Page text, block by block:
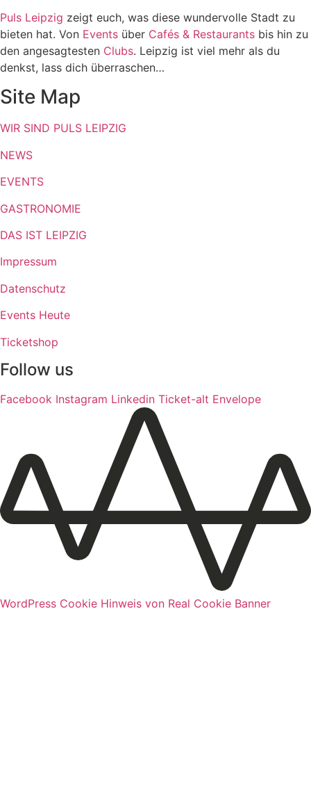
Puls Leipzig zeigt euch, was diese wundervolle Stadt zu
bieten hat. Von Events über Cafés & Restaurants bis hin zu
den angesagtesten Clubs. Leipzig ist viel mehr als du
denkst, lass dich überraschen…
Site Map
WIR SIND PULS LEIPZIG
NEWS
EVENTS
GASTRONOMIE
DAS IST LEIPZIG
Impressum
Datenschutz
Events Heute
Ticketshop
Follow us
Facebook Instagram Linkedin Ticket-alt Envelope
WordPress Cookie Hinweis von Real Cookie Banner